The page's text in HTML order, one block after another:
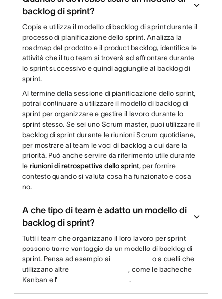
backlog di sprint?
Copia e utilizza il modello di backlog di sprint durante il
processo di pianificazione dello sprint. Analizza la
roadmap del prodotto e il product backlog, identifica le
attività che il tuo team si troverà ad affrontare durante
lo sprint successivo e quindi aggiungile al backlog di
sprint.
Al termine della sessione di pianificazione dello sprint,
potrai continuare a utilizzare il modello di backlog di
sprint per organizzare e gestire il lavoro durante lo
sprint stesso. Se sei uno Scrum master, puoi utilizzare il
backlog di sprint durante le riunioni Scrum quotidiane,
per mostrare al team le voci di backlog a cui dare la
priorità. Può anche servire da riferimento utile durante
le riunioni di retrospettiva dello sprint, per fornire
contesto quando si valuta cosa ha funzionato e cosa
no.
A che tipo di team è adatto un modello di
backlog di sprint?
Tutti i team che organizzano il loro lavoro per sprint
possono trarre vantaggio da un modello di backlog di
sprint. Pensa ad esempio ai
o a quelli che
utilizzano altre
, come le bacheche
Kanban e l'
.